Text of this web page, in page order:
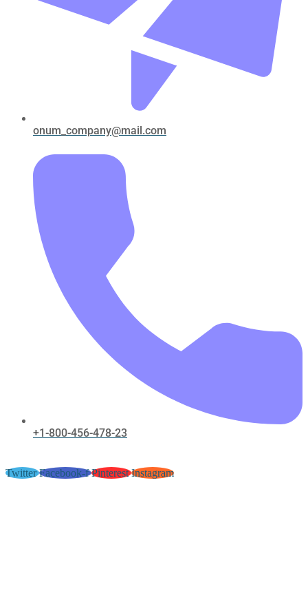
onum_company@mail.com
+1-800-456-478-23
Twitter Facebook-f Pinterest Instagram